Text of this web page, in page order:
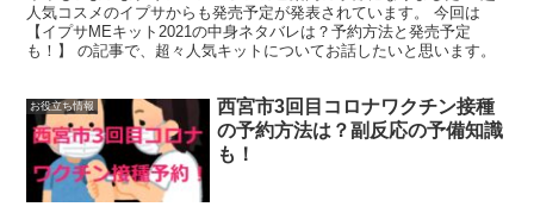
人気コスメのイプサからも発売予定が発表されています。 今回は
【イプサMEキット2021の中身ネタバレは？予約方法と発売予定
も！】 の記事で、超々人気キットについてお話したいと思います。
お役立ち情報
西宮市3回目コロナワクチン接種
の予約方法は？副反応の予備知識
も！